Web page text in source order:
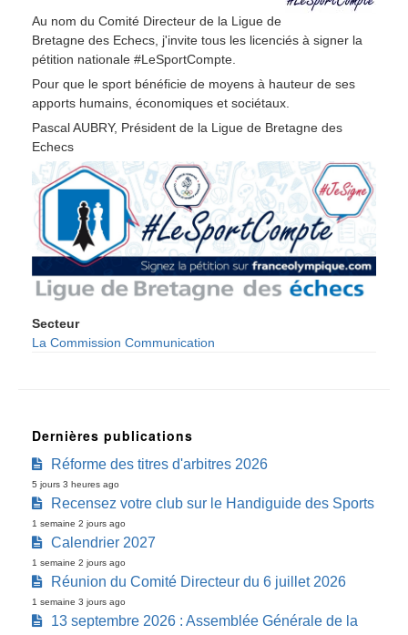
Au nom du Comité Directeur de la Ligue de
Bretagne des Echecs, j'invite tous les licenciés à signer la
pétition nationale #LeSportCompte.
Pour que le sport bénéficie de moyens à hauteur de ses
apports humains, économiques et sociétaux.
Pascal AUBRY, Président de la Ligue de Bretagne des
Echecs
Secteur
La Commission Communication
Dernières publications
Réforme des titres d'arbitres 2026
5 jours 3 heures ago
Recensez votre club sur le Handiguide des Sports
1 semaine 2 jours ago
Calendrier 2027
1 semaine 2 jours ago
Réunion du Comité Directeur du 6 juillet 2026
1 semaine 3 jours ago
13 septembre 2026 : Assemblée Générale de la